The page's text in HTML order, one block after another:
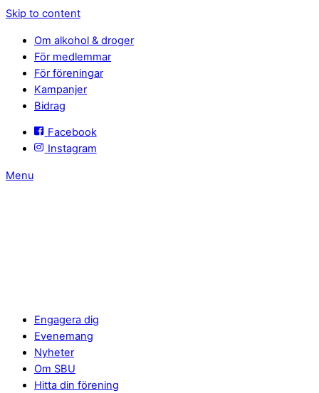
Skip to content
Om alkohol & droger
För medlemmar
För föreningar
Kampanjer
Bidrag
Facebook
Instagram
Menu
Engagera dig
Evenemang
Nyheter
Om SBU
Hitta din förening